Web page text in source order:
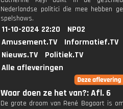
Nederlandse politici die mee hebben
spelshows.
11-10-2024 22:20
NPO2
Amusement.TV
Informatief.TV
Nieuws.TV
Politiek.TV
Alle afleveringen
Waar doen ze het van?: Afl. 6
De grote droom van René Bogaart is